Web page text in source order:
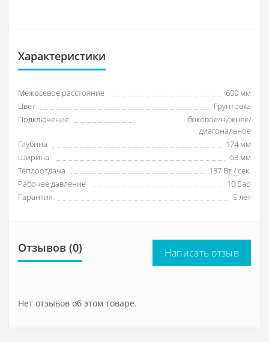
Характеристики
Межосевое расстояние
600 мм
Цвет
Грунтовка
Подключение
боковое/нижнее/
диагональное
Глубина
174 мм
Ширина
63 мм
Теплоотдача
137 Вт / сек.
Рабочее давление
10 Бар
Гарантия
5 лет
Отзывов (0) Написать отзыв
Нет отзывов об этом товаре.